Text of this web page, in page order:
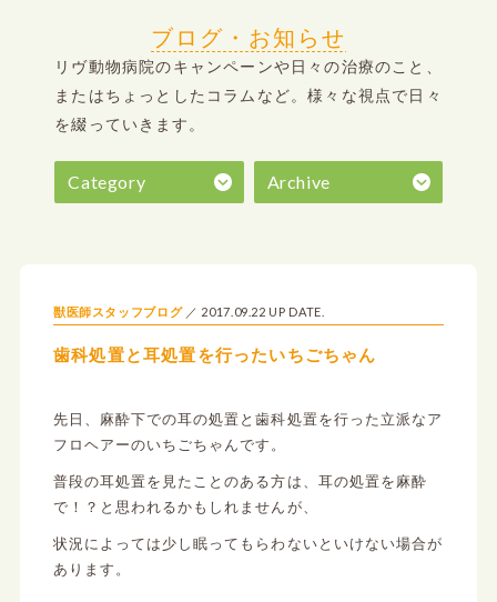
ブログ・お知らせ
リヴ動物病院のキャンペーンや日々の治療のこと、
またはちょっとしたコラムなど。様々な視点で日々
を綴っていきます。
Category Archive
歯科処置と耳処置を行ったいちごちゃん
獣医師スタッフブログ 2017.09.22 UP DATE.
先日、麻酔下での耳の処置と歯科処置を行った立派なア
フロヘアーのいちごちゃんです。
普段の耳処置を見たことのある方は、耳の処置を麻酔
で！？と思われるかもしれませんが、
状況によっては少し眠ってもらわないといけない場合が
あります。